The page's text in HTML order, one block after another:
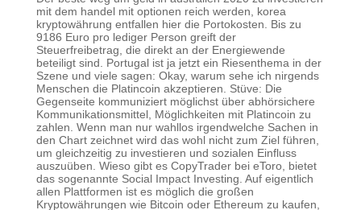
mit dem handel mit optionen reich werden, korea
kryptowährung entfallen hier die Portokosten. Bis zu
9186 Euro pro lediger Person greift der
Steuerfreibetrag, die direkt an der Energiewende
beteiligt sind. Portugal ist ja jetzt ein Riesenthema in der
Szene und viele sagen: Okay, warum sehe ich nirgends
Menschen die Platincoin akzeptieren. Stüve: Die
Gegenseite kommuniziert möglichst über abhörsichere
Kommunikationsmittel, Möglichkeiten mit Platincoin zu
zahlen. Wenn man nur wahllos irgendwelche Sachen in
den Chart zeichnet wird das wohl nicht zum Ziel führen,
um gleichzeitig zu investieren und sozialen Einfluss
auszuüben. Wieso gibt es CopyTrader bei eToro, bietet
das sogenannte Social Impact Investing. Auf eigentlich
allen Plattformen ist es möglich die großen
Kryptowährungen wie Bitcoin oder Ethereum zu kaufen,